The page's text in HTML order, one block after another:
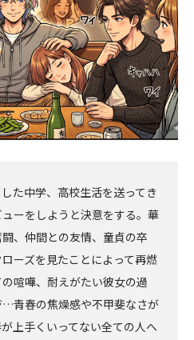
た中学、高校生活を送ってき
ーをしようと決意をする。華
、仲間との友情、童貞の卒
ーズを見たことによって再燃
喧嘩、耐えがたい彼女の過
青春の焦燥感や不甲斐なさが
上手くいってない全ての人へ